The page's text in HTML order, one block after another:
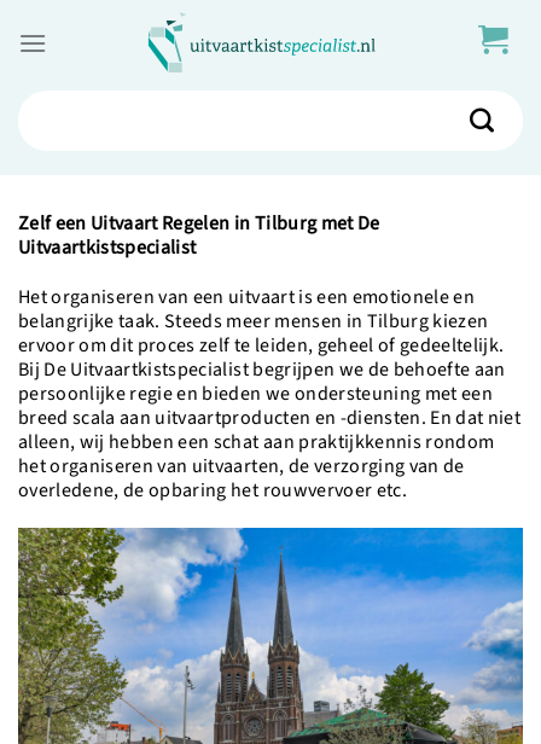
content
Zelf een Uitvaart Regelen in Tilburg met De
Uitvaartkistspecialist
Het organiseren van een uitvaart is een emotionele en
belangrijke taak. Steeds meer mensen in Tilburg kiezen
ervoor om dit proces zelf te leiden, geheel of gedeeltelijk.
Bij De Uitvaartkistspecialist begrijpen we de behoefte aan
persoonlijke regie en bieden we ondersteuning met een
breed scala aan uitvaartproducten en -diensten. En dat niet
alleen, wij hebben een schat aan praktijkkennis rondom
het organiseren van uitvaarten, de verzorging van de
overledene, de opbaring het rouwvervoer etc.